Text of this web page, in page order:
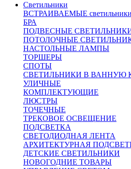
Светильники
ВСТРАИВАЕМЫЕ светильники
БРА
ПОДВЕСНЫЕ
ПОТОЛОЧНЫЕ
НАСТОЛЬНЫЕ ЛАМПЫ
ТОРШЕРЫ
СПОТЫ
СВЕТИЛЬНИКИ В ВАННУЮ
УЛИЧНЫЕ
КОМПЛЕКТУЮЩИЕ
ЛЮСТРЫ
ТОЧЕЧНЫЕ
ТРЕКОВОЕ ОСВЕЩЕНИЕ
ПОДСВЕТКА
СВЕТОДИОДНАЯ ЛЕНТА
АРХИТЕКТУРНАЯ
ДЕТСКИЕ СВЕТИЛЬНИКИ
НОВОГОДНИЕ ТОВАРЫ